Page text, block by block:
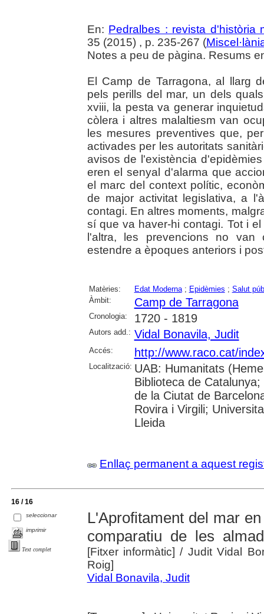
En: Pedralbes : revista d'història
35 (2015) , p. 235-267 (
Notes a peu de pàgina. Resums
El Camp de Tarragona, al llarg
pels perills del mar, un dels
xviii, la pesta va generar
còlera i altres malaltiesm van
les mesures preventives que,
activades per les autoritats
avisos de l'existència
eren el senyal d'alarma que
el marc del context polític,
de major activitat legislativa, a
contagi. En altres moments,
sí que va haver-hi contagi. Tot i
l'altra, les prevencions no van
estendre a èpoques anteriors i
Matèries: Edat Moderna; Epidèmies ; Salut
Àmbit:
Camp de Tarragona
Cronologia: 1720 - 1819
Autors add.: Vidal Bonavila, Judit
Accés: http://www.raco.cat/
Localització: UAB: Humanitats
Biblioteca de
de la Ciutat de
Rovira i Virgili;
Lleida
Enllaç permanent a aquest
16 / 16
seleccionar
imprimir
Text complet
L'Aprofitament del mar
comparatiu de les
[Fitxer informàtic]/ Judit Vidal
Roig]
Vidal Bonavila, Judit